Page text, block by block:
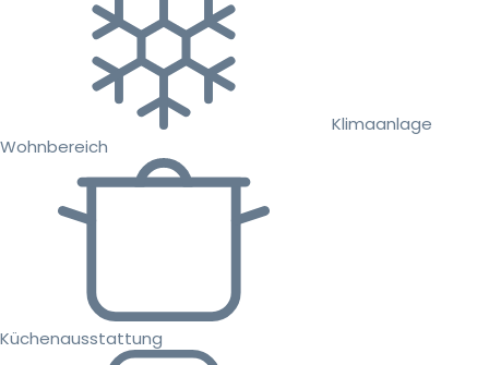
Klimaanlage
Wohnbereich
Küchenausstattung